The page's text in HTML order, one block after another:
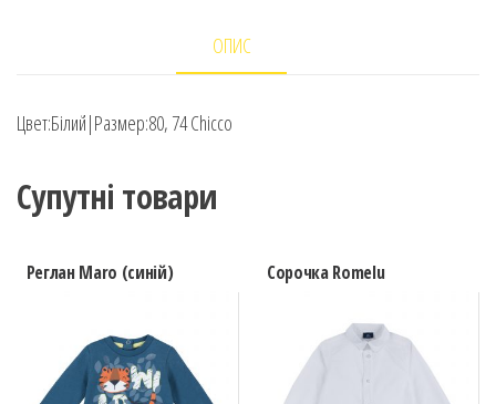
ОПИС
Цвет:Білий|Размер:80, 74 Chicco
Супутні товари
Реглан Maro (синій) Сорочка Romelu